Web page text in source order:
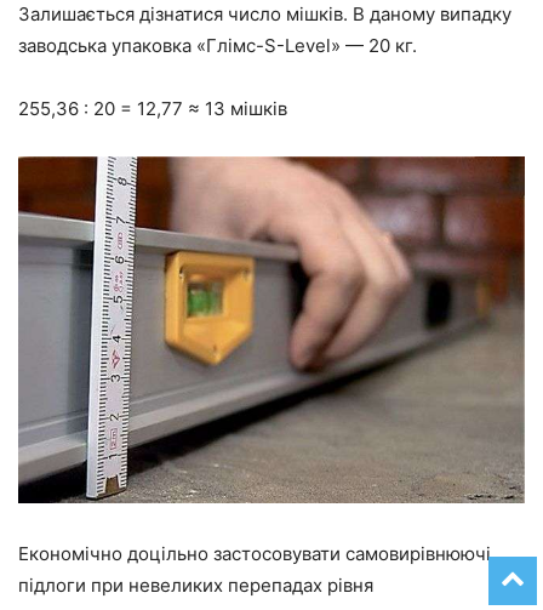
Залишається дізнатися число мішків. В даному випадку
заводська упаковка «Глімс-S-Level» — 20 кг.
255,36 : 20 = 12,77 ≈ 13 мішків
Економічно доцільно застосовувати самовирівнюючі
підлоги при невеликих перепадах рівня